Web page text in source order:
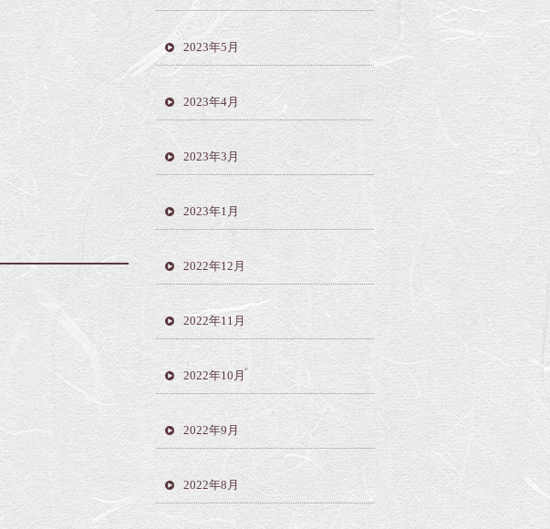
2023年5月
2023年4月
2023年3月
2023年1月
2022年12月
2022年11月
2022年10月
2022年9月
2022年8月